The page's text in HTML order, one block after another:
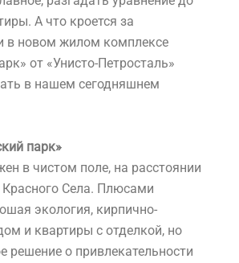
А что кроется за
в новом жилом комплексе
от «Унисто-Петросталь»
в нашем сегодняшнем
парк»
в чистом поле, на расстоянии
Красного Села. Плюсами
экология, кирпично-
и квартиры с отделкой, но
решение о привлекательности